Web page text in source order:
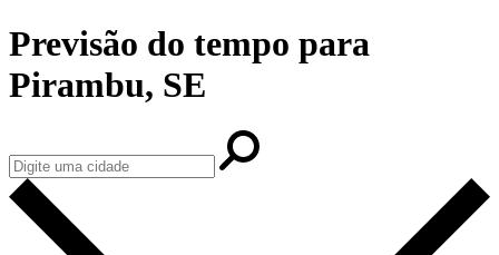
Previsão do tempo para
Pirambu, SE